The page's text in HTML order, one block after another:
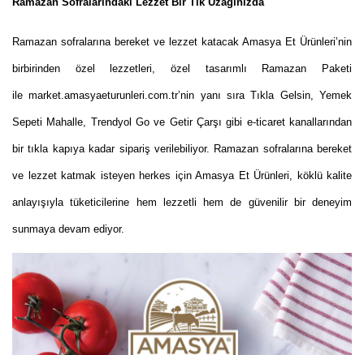
Ramazan sofralarına bereket ve lezzet katacak Amasya Et Ürünleri’nin
birbirinden özel lezzetleri, özel tasarımlı Ramazan Paketi
ile market.amasyaeturunleri.com.tr’nin yanı sıra Tıkla Gelsin, Yemek
Sepeti Mahalle, Trendyol Go ve Getir Çarşı gibi e-ticaret kanallarından
bir tıkla kapıya kadar sipariş verilebiliyor. Ramazan sofralarına bereket
ve lezzet katmak isteyen herkes için Amasya Et Ürünleri, köklü kalite
anlayışıyla tüketicilerine hem lezzetli hem de güvenilir bir deneyim
sunmaya devam ediyor.